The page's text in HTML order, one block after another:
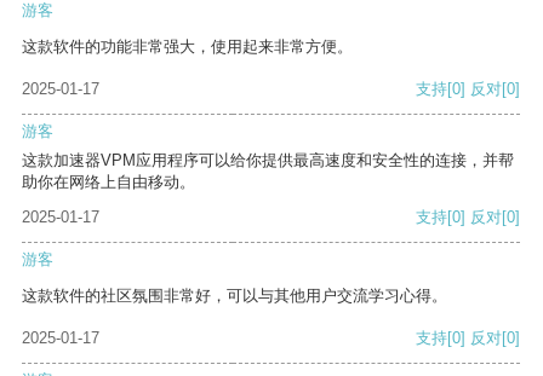
游客
这款软件的功能非常强大，使用起来非常方便。
2025-01-17 支持[0] 反对[0]
游客
这款加速器VPM应用程序可以给你提供最高速度和安全性的连接，并帮
助你在网络上自由移动。
2025-01-17
支持[0] 反对[0]
游客
这款软件的社区氛围非常好，可以与其他用户交流学习心得。
2025-01-17 支持[0] 反对[0]